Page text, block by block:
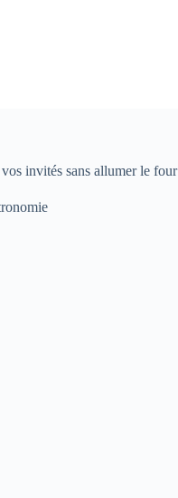
invités sans allumer le four